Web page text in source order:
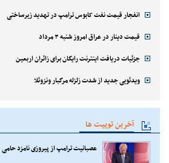
انفجار قیمت نفت کابوس ترامپ در تهدید زیرساختی
قیمت دینار در عراق امروز شنبه ۳ مرداد
جزئیات دریافت اینترنت رایگان برای زائران اربعین
ویدئویی جدید از شدت زلزله مرگبار ونزوئلا
آخرین توییت ها
عصبانیت ترامپ از پیروزی نامزد